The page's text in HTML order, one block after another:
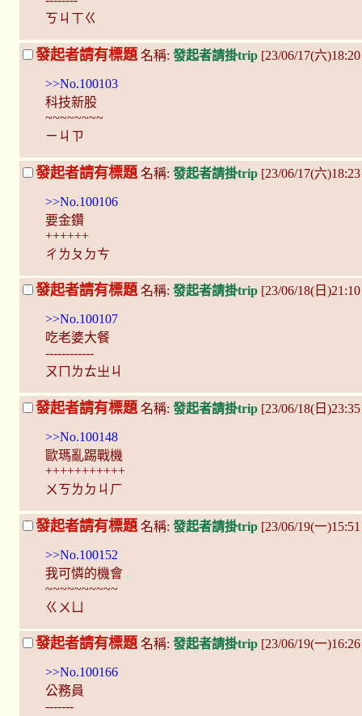
ㄎㄐㄒㄍ
發起者請有標題 名稱: 發起者請掛trip [23/06/17(六
>>No.100103
科技新股
~~~~~~~~
ㄧㄐㄗ
發起者請有標題 名稱: 發起者請掛trip [23/06/17(六
>>No.100106
要金鑽
++++++
ㄔㄌㄆㄉㄘ
發起者請有標題名稱: 發起者請掛trip [23/06/18(日
>>No.100107
吃老婆大餐
------------
ㄡㄇㄌㄊ㞢ㄐ
發起者請有標題 名稱: 發起者請掛trip [23/06/18(日
>>No.100148
歐瑪亂踢戰機
+++++++++++
ㄨㄎㄌㄉㄐㄏ
發起者請有標題 名稱: 發起者請掛trip [23/06/19(一
>>No.100152
我可憐的機會
~~~~~~~~~~
ㄍㄨㄩ
發起者請有標題名稱: 發起者請掛trip [23/06/19(一
>>No.100166
公務員
-------